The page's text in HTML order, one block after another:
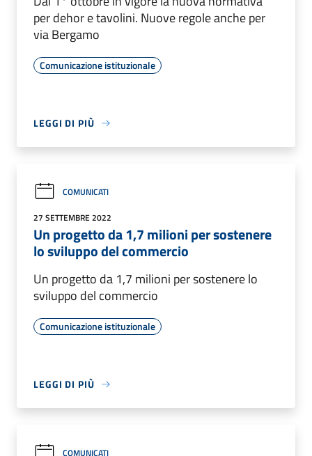
per dehor e tavolini. Nuove regole anche per
via Bergamo
Comunicazione istituzionale
LEGGI DI PIÙ
COMUNICATI
27 SETTEMBRE 2022
Un progetto da 1,7 milioni per sostenere
lo sviluppo del commercio
Un progetto da 1,7 milioni per sostenere lo
sviluppo del commercio
Comunicazione istituzionale
LEGGI DI PIÙ
COMUNICATI